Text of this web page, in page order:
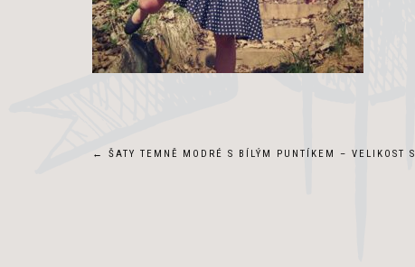
Navigace
← ŠATY TEMNĚ MODRÉ S BÍLÝM PUNTÍKEM – VELIKOST S